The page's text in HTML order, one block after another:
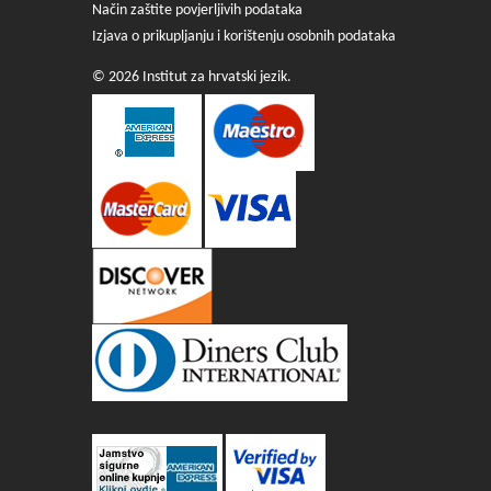
Način zaštite povjerljivih podataka
Izjava o prikupljanju i korištenju osobnih podataka
© 2026 Institut za hrvatski jezik.